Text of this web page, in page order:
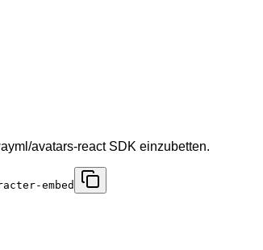
avatars-react SDK einzubetten.
embed